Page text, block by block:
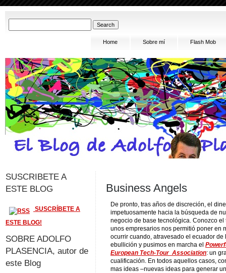
Home Sobre mí Flash Mob
Business Angels
De pronto, tras años de discreción, el
impetuosamente hacia la búsqueda de
negocio de base tecnológica. Conozco
unos empresarios nos permitió poner en
ocurrir cuando, atravesado el ecuador
ebullición y pusimos en marcha el
European Tech-Tour Association: un
cualificación. En todos aquellos casos,
mas ideas –nuevas ideas para generar
SUSCRIBETE A
ESTE BLOG
SUSCRÍBETE A
ESTE BLOG!
SOBRE ADOLFO
PLASENCIA, autor de
este Blog